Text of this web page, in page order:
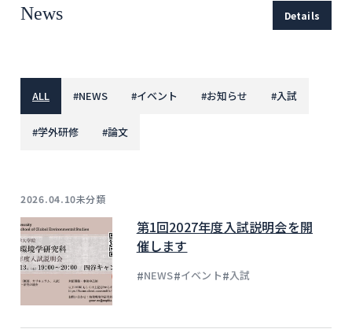
News Details
ALL #NEWS #イベント #お知らせ #入試
#学外研修 #論文
2026.04.10未分類
第1回2027年度入試説明会を開
催します
#NEWS#イベント#入試